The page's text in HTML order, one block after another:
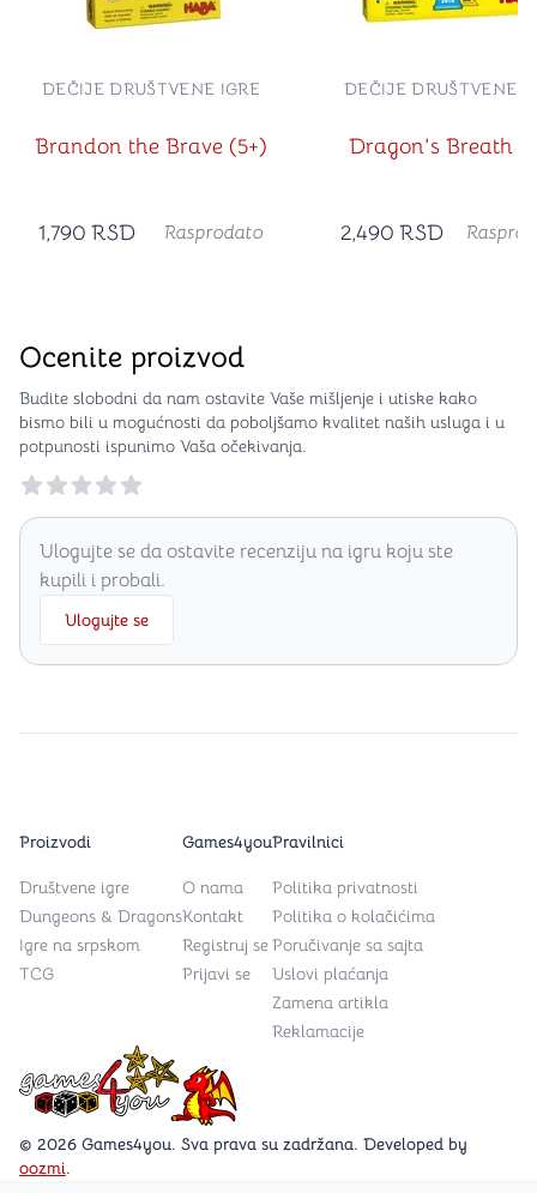
Brandon the Brave (5+)
DEČIJE DRUŠTVENE IGRE
1,790 RSD Rasprodato
Dragon's Breath
DEČIJE DRUŠTVENE
2,490 RSD
Ocenite proizvod
Budite slobodni da nam ostavite Vaše mišljenje i utiske kako
bismo bili u mogućnosti da poboljšamo kvalitet naših usluga i u
potpunosti ispunimo Vaša očekivanja.
Reviews
Ulogujte se da ostavite recenziju na igru koju ste
kupili i probali.
Ulogujte se
Games4you logo
© 2026 Games4you. Sva prava su zadržana. Developed by
oozmi.
Proizvodi
Društvene igre
Dungeons & Dragons
Igre na srpskom
TCG
Games4you
O nama
Kontakt
Registruj se
Prijavi se
Pravilnici
Politika privatnosti
Politika o kolačićima
Poručivanje sa sajta
Uslovi plaćanja
Zamena artikla
Reklamacije